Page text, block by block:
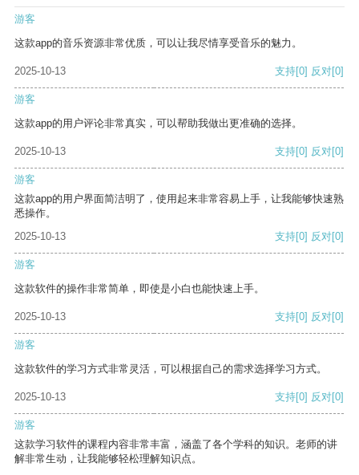
游客
这款app的音乐资源非常优质，可以让我尽情享受音乐的魅力。
2025-10-13 支持[0] 反对[0]
游客
这款app的用户评论非常真实，可以帮助我做出更准确的选择。
2025-10-13 支持[0] 反对[0]
游客
这款app的用户界面简洁明了，使用起来非常容易上手，让我能够快速熟
悉操作。
2025-10-13
支持[0] 反对[0]
游客
这款软件的操作非常简单，即使是小白也能快速上手。
2025-10-13 支持[0] 反对[0]
游客
这款软件的学习方式非常灵活，可以根据自己的需求选择学习方式。
2025-10-13 支持[0] 反对[0]
游客
这款学习软件的课程内容非常丰富，涵盖了各个学科的知识。老师的讲
解非常生动，让我能够轻松理解知识点。